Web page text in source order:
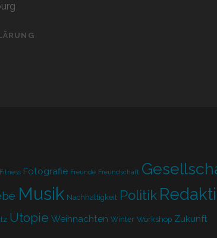
Fitness Fotografie Freunde Freundschaft
Musik Nachhaltigkeit Politik
Utopie Weihnachten Winter Workshop Zukunft